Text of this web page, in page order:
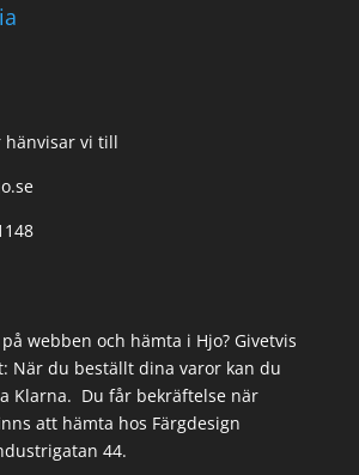
hänvisar vi till
webben och hämta i Hjo? Givetvis
När du beställt dina varor kan du
Klarna. Du får bekräftelse när
att hämta hos Färgdesign
44.